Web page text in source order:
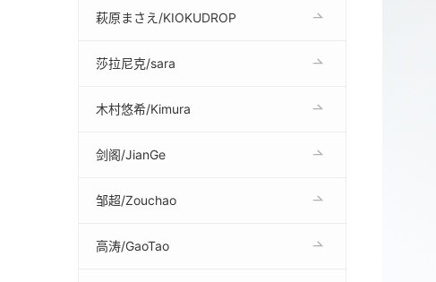
萩原まさえ/KIOKUDROP
莎拉尼克/sara
木村悠希/Kimura
剑阁/JianGe
邹超/Zouchao
高涛/GaoTao